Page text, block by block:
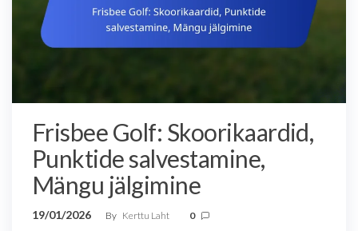
Frisbee Golf: Skoorikaardid,
Punktide salvestamine,
Mängu jälgimine
19/01/2026 By Kerttu Laht 0